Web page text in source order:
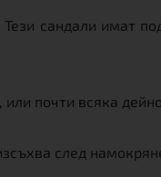
сандали имат
почти всяка
след